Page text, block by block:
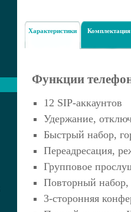
Характеристики Комплектация
Функции
12 SIP-аккаунтов
Удержание,
Быстрый набор,
Переадресация,
Групповое
Повторный набор,
3-сторонняя